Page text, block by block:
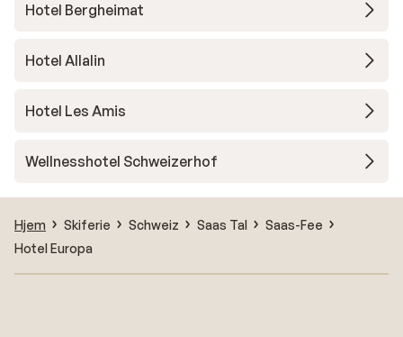
Hotel Bergheimat
Hotel Allalin
Hotel Les Amis
Wellnesshotel Schweizerhof
Hjem Skiferie Schweiz Saas Tal
Saas-Fee
Hotel Europa